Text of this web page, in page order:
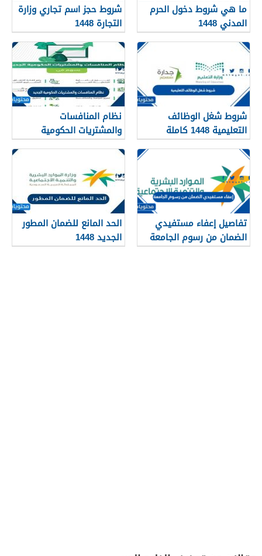
ما هي شروط دخول الحرم
المدني 1448
شروط حجز اسم تجاري وزارة
التجارة 1448
شروط شغل الوظائف
التعليمية 1448 كاملة
نظام المنافسات
والمشتريات الحكومية
الجديد 1448
تفاصيل إعفاء مستفيدي
الضمان من رسوم الجامعة
1448
الحد المانع للضمان المطور
الجديد 1448